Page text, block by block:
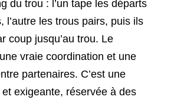
du trou : l’un tape les départs
l’autre les trous pairs, puis ils
coup jusqu’au trou. Le
vraie coordination et une
partenaires. C’est une
exigeante, réservée à des